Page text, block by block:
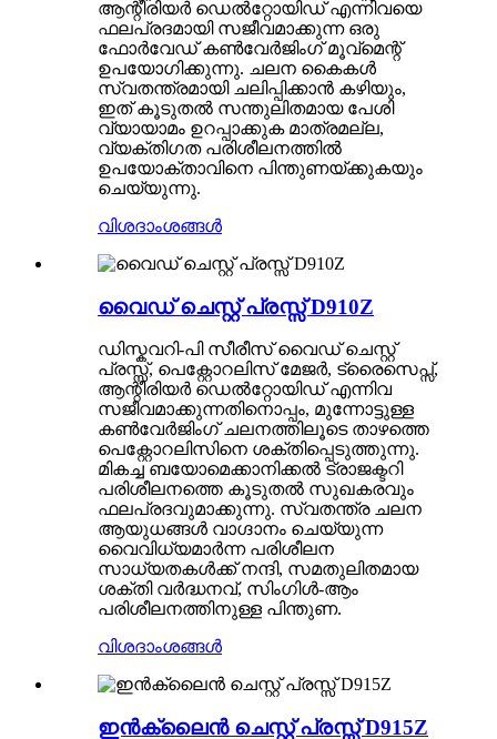
ആന്റീരിയർ ഡെൽറ്റോയിഡ് എന്നിവയെ
ഫലപ്രദമായി സജീവമാക്കുന്ന ഒരു
ഫോർവേഡ് കൺവേർജിംഗ് മൂവ്മെന്റ്
ഉപയോഗിക്കുന്നു. ചലന കൈകൾ
സ്വതന്ത്രമായി ചലിപ്പിക്കാൻ കഴിയും,
ഇത് കൂടുതൽ സന്തുലിതമായ പേശി
വ്യായാമം ഉറപ്പാക്കുക മാത്രമല്ല,
വ്യക്തിഗത പരിശീലനത്തിൽ
ഉപയോക്താവിനെ പിന്തുണയ്ക്കുകയും
ചെയ്യുന്നു.
വിശദാംശങ്ങൾ
വൈഡ് ചെസ്റ്റ് പ്രസ്സ് D910Z
ഡിസ്കവറി-പി സീരീസ് വൈഡ് ചെസ്റ്റ്
പ്രസ്സ്, പെക്റ്റോറലിസ് മേജർ, ട്രൈസെപ്സ്,
ആന്റീരിയർ ഡെൽറ്റോയിഡ് എന്നിവ
സജീവമാക്കുന്നതിനൊപ്പം, മുന്നോട്ടുള്ള
കൺവേർജിംഗ് ചലനത്തിലൂടെ താഴത്തെ
പെക്റ്റോറലിസിനെ ശക്തിപ്പെടുത്തുന്നു.
മികച്ച ബയോമെക്കാനിക്കൽ ട്രാജക്ടറി
പരിശീലനത്തെ കൂടുതൽ സുഖകരവും
ഫലപ്രദവുമാക്കുന്നു. സ്വതന്ത്ര ചലന
ആയുധങ്ങൾ വാഗ്ദാനം ചെയ്യുന്ന
വൈവിധ്യമാർന്ന പരിശീലന
സാധ്യതകൾക്ക് നന്ദി, സമതുലിതമായ
ശക്തി വർദ്ധനവ്, സിംഗിൾ-ആം
പരിശീലനത്തിനുള്ള പിന്തുണ.
വിശദാംശങ്ങൾ
ഇൻക്ലൈൻ ചെസ്റ്റ് പ്രസ്സ് D915Z